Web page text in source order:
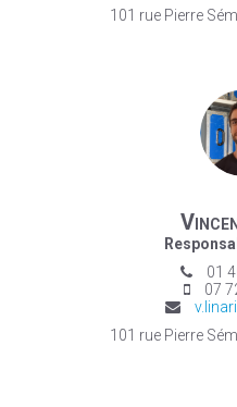
101 rue Pierre
01
07
101 rue Pierre